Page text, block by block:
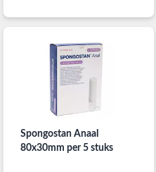
Spongostan Anaal
80x30mm per 5 stuks